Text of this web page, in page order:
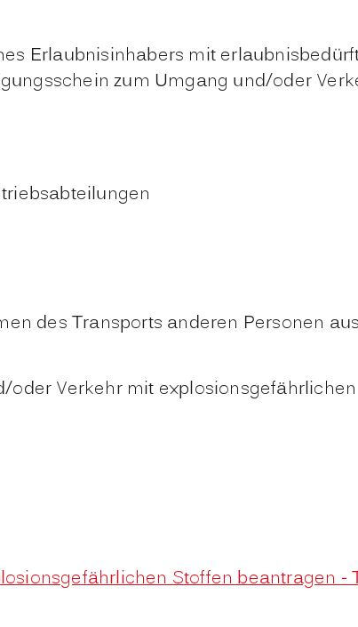
Erlaubnisinhabers mit
zum Umgang und/oder
des Transports anderen Personen
Verkehr mit
Stoffen beantragen -